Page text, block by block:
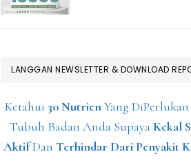
LANGGAN NEWSLETTER & DOWNLOAD
Ketahui 30 NutrienYang
Tubuh Badan Anda Supaya Kekal
AktifDan Terhindar Dari Penyakit